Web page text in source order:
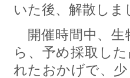
いた後、解散しま
開催時間中、生
ら、予め採取し
れたおかげで、